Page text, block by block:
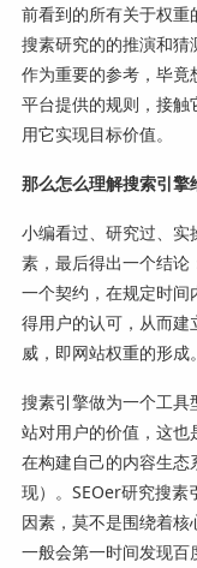
前看到的所有关于权
搜素研究的的推演和猜
作为重要的参考，毕竟
平台提供的规则，接触
用它实现目标价值。
那么怎么理解搜索引擎
小编看过、研究过、实
素，最后得出一个结论
一个契约，在规定时
得用户的认可，从而建
威，即网站权重的形成。
搜素引擎做为一个工具
站对用户的价值，这
在构建自己的内容生
现）。SEOer研究搜素
因素，莫不是围绕着
一般会第一时间发现百